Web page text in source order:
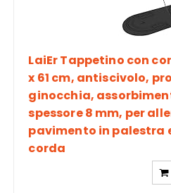
LaiEr Tappetino con
x 61 cm, antiscivolo,
ginocchia,
spessore 8 mm, per
pavimento in palestra
corda